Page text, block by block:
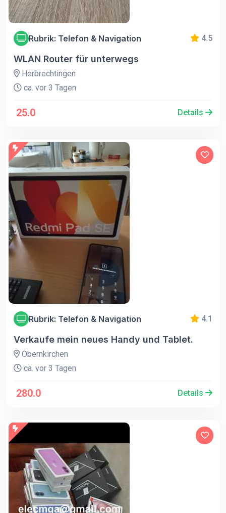
Rubrik: Telefon & Navigation 4.5
WLAN Router für unterwegs
Herbrechtingen
ca. vor 3 Tagen
25.0 Details
Rubrik: Telefon & Navigation 4.1
Verkaufe mein neues Handy und Tablet.
Obernkirchen
ca. vor 3 Tagen
280.0 Details